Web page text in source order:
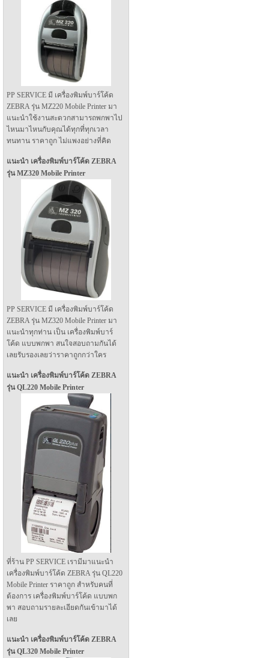
PP SERVICE มี เครื่องพิมพ์บาร์โค้ด
ZEBRA รุ่น MZ220 Mobile Printer มา
แนะนำใช้งานสะดวกสามารถพกพาไป
ไหนมาไหนกับคุณได้ทุกที่ทุกเวลา
ทนทาน ราคาถูก ไม่แพงอย่างที่คิด
แนะนำ เครื่องพิมพ์บาร์โค้ด ZEBRA
รุ่น MZ320 Mobile Printer
PP SERVICE มี เครื่องพิมพ์บาร์โค้ด
ZEBRA รุ่น MZ320 Mobile Printer มา
แนะนำทุกท่าน เป็น เครื่องพิมพ์บาร์
โค้ด แบบพกพา สนใจสอบถามกันได้
เลยรับรองเลยว่าราคาถูกกว่าใคร
แนะนำ เครื่องพิมพ์บาร์โค้ด ZEBRA
รุ่น QL220 Mobile Printer
ที่ร้าน PP SERVICE เรามีมาแนะนำ
เครื่องพิมพ์บาร์โค้ด ZEBRA รุ่น QL220
Mobile Printer ราคาถูก สำหรับคนที่
ต้องการ เครื่องพิมพ์บาร์โค้ด แบบพก
พา สอบถามรายละเอียดกันเข้ามาได้
เลย
แนะนำ เครื่องพิมพ์บาร์โค้ด ZEBRA
รุ่น QL320 Mobile Printer